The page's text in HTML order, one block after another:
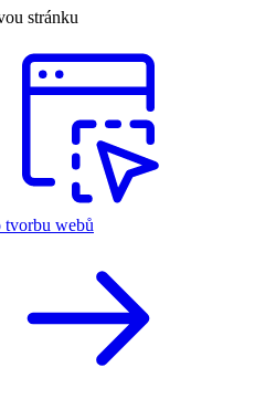
stránku
tvorbu webů